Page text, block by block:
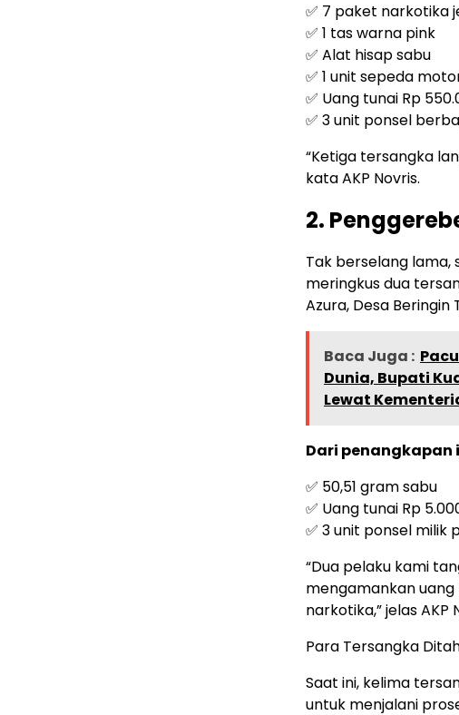
✅ 7 paket narkotika
✅ 1 tas warna pink
✅ Alat hisap sabu
✅ 1 unit sepeda
✅ Uang tunai Rp
✅ 3 unit ponsel
“Ketiga tersangka
kata AKP Novris.
2.
Tak berselang lama,
meringkus dua
Azura, Desa
Baca Juga :
Dunia, Bupati
Lewat
Dari penangkapan
✅ 50,51 gram sabu
✅ Uang tunai Rp
✅ 3 unit ponsel milik
“Dua pelaku kami
mengamankan
narkotika,” jelas AKP
Para Tersangka
Saat ini, kelima
untuk menjalani